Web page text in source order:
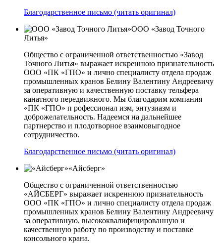
Благодарственное письмо (читать оригинал)
ООО «Завод Точного
Литья»
Общество с ограниченной ответственностью «Завод
Точного Литья» выражает искреннюю признательность
ООО «ПК «ГПО» и лично специалисту отдела продаж
промышленных кранов Белину Валентину Андреевичу
за оперативную и качественную поставку тельфера
канатного передвижного. Мы благодарим компания
«ПК «ГПО» п рофессионал изм, энтузиазм и
доброжелательность. Надеемся на дальнейшее
партнерство и плодотворное взаимовыгодное
сотрудничество.
Благодарственное письмо (читать оригинал)
«Айсберг»
Общество с ограниченной ответственностью
«АЙСБЕРГ» выражает искреннюю признательность
ООО «ПК «ГПО» и лично специалисту отдела продаж
промышленных кранов Белину Валентину Андреевичу
за оперативную, высококвалифицированную и
качественную работу по производству и поставке
консольного крана.